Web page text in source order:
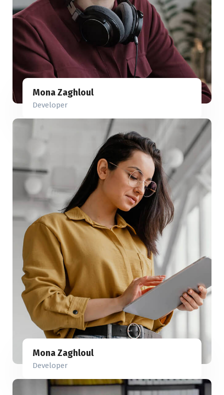
Mona Zaghloul
Developer
Mona Zaghloul
Developer